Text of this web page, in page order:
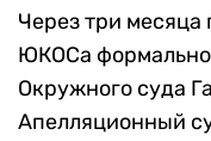
Через три месяца
ЮКОСа формально
Окружного суда
Апелляционный